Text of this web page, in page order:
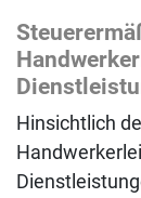
Hinsichtlich